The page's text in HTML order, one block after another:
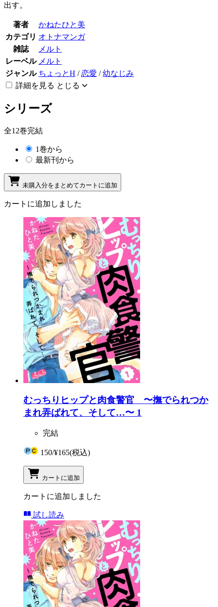
出す。
著者
かねたひと美
カテゴリ オトナマンガ
雑誌
メルト
レーベル メルト
ジャンル ちょっとH /恋愛 /幼なじみ
詳細を見る とじる
シリーズ
全12巻完結
1巻から
最新刊から
未購入分をまとめてカートに追加
カートに追加しました
むっちりヒップと肉食警官 〜撫でられつか
まれ弄ばれて、そして…〜 1
完結
150/¥165(税込)
カートに追加
カートに追加しました
試し読み